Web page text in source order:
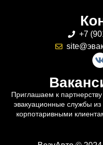
+7
Приглашаем к
эвакуационные службы
корпотаривными